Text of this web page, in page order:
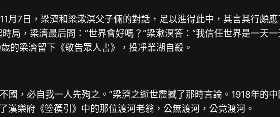
月7日，梁濟和梁漱溟父子倆的對話，足以進得此中，其言其行頗
局，梁濟最后問：“世界會好嗎？”梁漱溟答：“我信任世界是一天
的梁濟留下《敬告眾人書》，投凈業湖自殺。
，必自我一人先殉之。”梁濟之逝世震撼了那時言論。1918年的
樂府《箜篌引》中的那位渡河老翁，公無渡河，公竟渡河。